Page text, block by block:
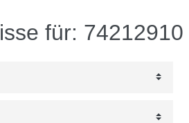
für: 74212910